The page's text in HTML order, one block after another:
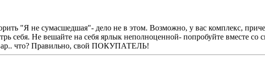
"Я не сумасшедшая"- дело не в этом. Возможно, у вас комплекс,
себя. Не вешайте на себя ярлык неполноценной- попробуйте вместе со
что? Правильно, свой ПОКУПАТЕЛЬ!